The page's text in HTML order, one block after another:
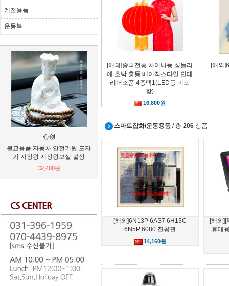
계절용품
운동복
心创
불교용품 자동차 안전기원 도자
기 지장왕 지장왕보살 불상
32,400원
WUHOU
구체관절인형가구 1/4_msd
1/6_usd공용 인형 TV거치대 수
납장 인형가구 9종택1
18,240원
레이나
[해외]중국전통 차이나풍 샹들리
에 호박 홍등 베이직스타일 인테
리어소품 4종택1(LED등 미포
함)
16,800원
[해외
스마트잡화/운동용품 / 총 206 상품
[해외]6N13P 6AS7 6H13C
6N5P 6080 진공관
14,160원
[해외][
휴대